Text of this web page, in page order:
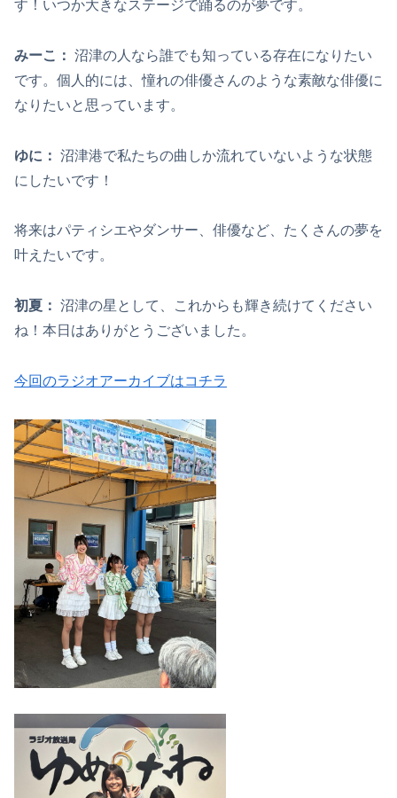
す！いつか大きなステージで踊るのが夢です。
みーこ： 沼津の人なら誰でも知っている存在になりたい
です。個人的には、憧れの俳優さんのような素敵な俳優に
なりたいと思っています。
ゆに： 沼津港で私たちの曲しか流れていないような状態
にしたいです！
将来はパティシエやダンサー、俳優など、たくさんの夢を
叶えたいです。
初夏 ： 沼津の星として、これからも輝き続けてください
ね！本日はありがとうございました。
今回のラジオアーカイブはコチラ